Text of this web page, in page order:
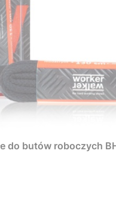
do butów roboczych